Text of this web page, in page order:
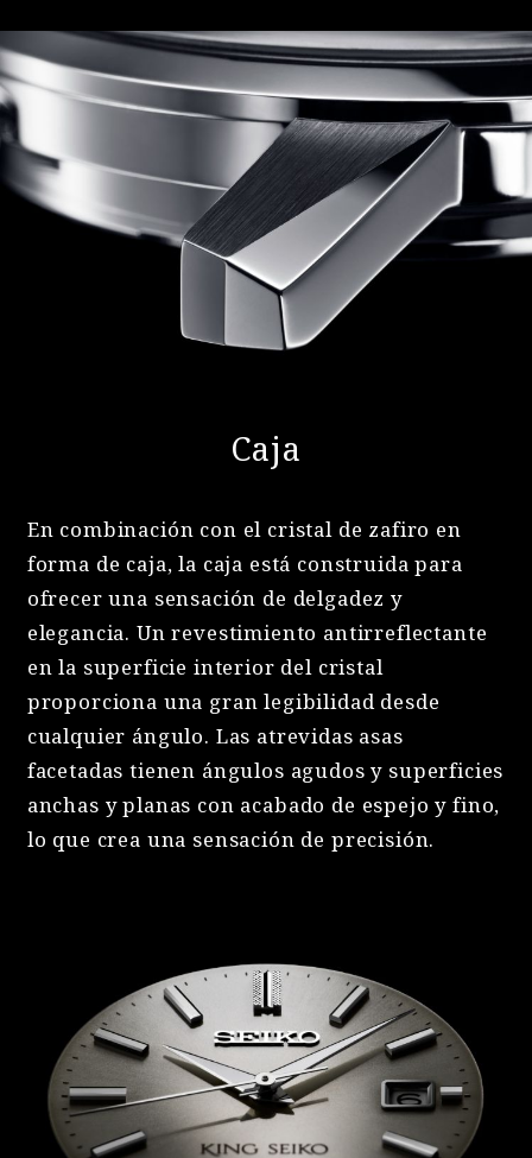
Caja
En combinación con el cristal de zafiro en
forma de caja, la caja está construida para
ofrecer una sensación de delgadez y
elegancia. Un revestimiento antirreflectante
en la superficie interior del cristal
proporciona una gran legibilidad desde
cualquier ángulo. Las atrevidas asas
facetadas tienen ángulos agudos y superficies
anchas y planas con acabado de espejo y fino,
lo que crea una sensación de precisión.